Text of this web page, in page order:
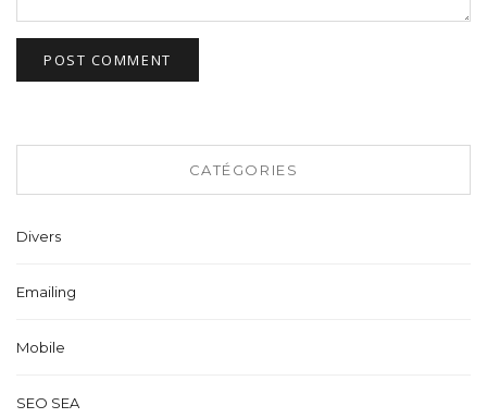
CATÉGORIES
Divers
Emailing
Mobile
SEO SEA